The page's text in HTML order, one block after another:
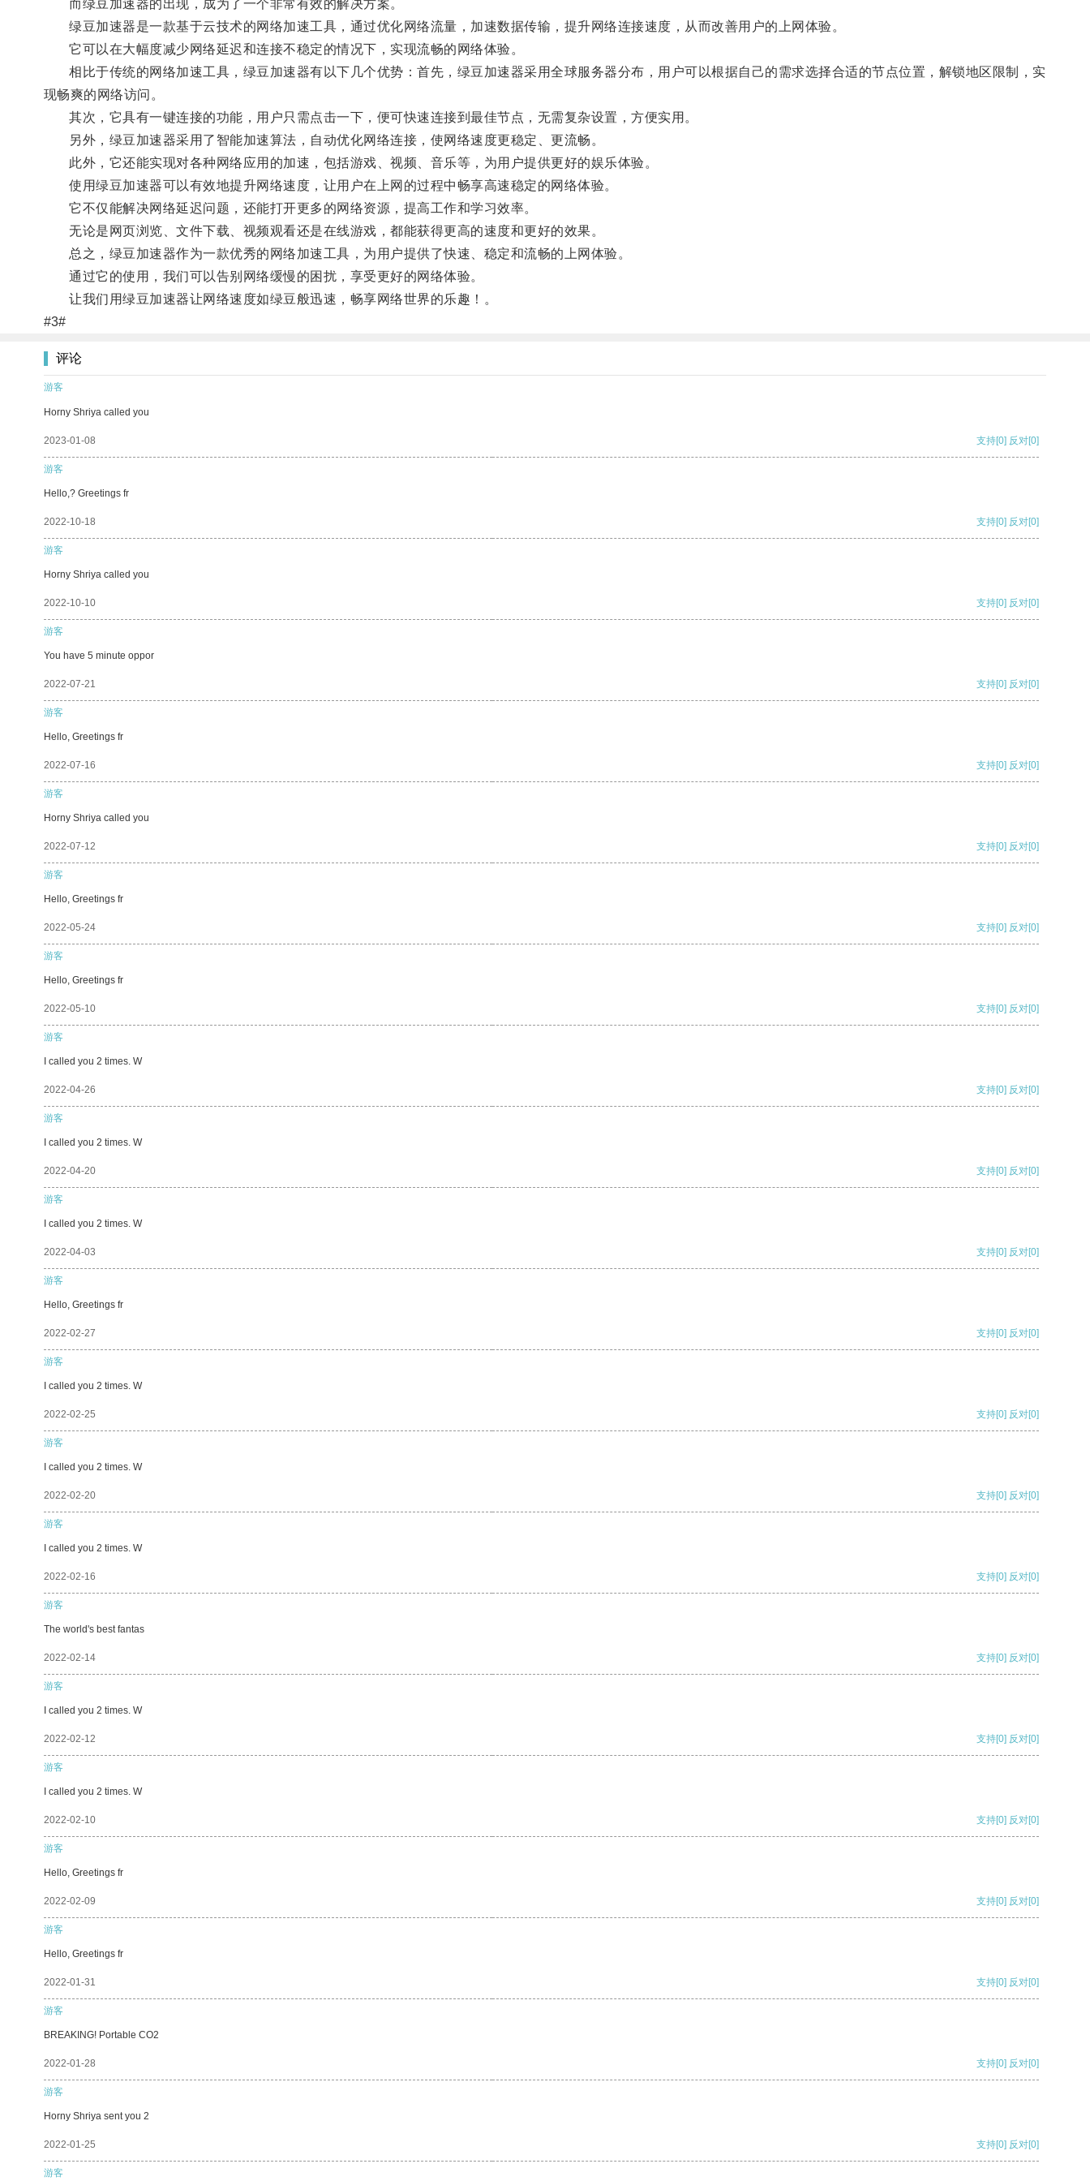
而绿豆加速器的出现，成为了一个非常有效的解决方案。
绿豆加速器是一款基于云技术的网络加速工具，通过优化网络流量，加速数据传输，提升网络连接速度，从而改善用户的上网体验。
它可以在大幅度减少网络延迟和连接不稳定的情况下，实现流畅的网络体验。
相比于传统的网络加速工具，绿豆加速器有以下几个优势：首先，绿豆加速器采用全球服务器分布，用户可以根据自己的需求选择合适的节点位置，解锁地区限制，实
现畅爽的网络访问。
其次，它具有一键连接的功能，用户只需点击一下，便可快速连接到最佳节点，无需复杂设置，方便实用。
另外，绿豆加速器采用了智能加速算法，自动优化网络连接，使网络速度更稳定、更流畅。
此外，它还能实现对各种网络应用的加速，包括游戏、视频、音乐等，为用户提供更好的娱乐体验。
使用绿豆加速器可以有效地提升网络速度，让用户在上网的过程中畅享高速稳定的网络体验。
它不仅能解决网络延迟问题，还能打开更多的网络资源，提高工作和学习效率。
无论是网页浏览、文件下载、视频观看还是在线游戏，都能获得更高的速度和更好的效果。
总之，绿豆加速器作为一款优秀的网络加速工具，为用户提供了快速、稳定和流畅的上网体验。
通过它的使用，我们可以告别网络缓慢的困扰，享受更好的网络体验。
让我们用绿豆加速器让网络速度如绿豆般迅速，畅享网络世界的乐趣！。
#3#
评论
游客
Horny Shriya called you
2023-01-08 支持[0] 反对[0]
游客
Hello,? Greetings fr
2022-10-18 支持[0] 反对[0]
游客
Horny Shriya called you
2022-10-10 支持[0] 反对[0]
游客
You have 5 minute oppor
2022-07-21 支持[0] 反对[0]
游客
Hello, Greetings fr
2022-07-16 支持[0] 反对[0]
游客
Horny Shriya called you
2022-07-12 支持[0] 反对[0]
游客
Hello, Greetings fr
2022-05-24 支持[0] 反对[0]
游客
Hello, Greetings fr
2022-05-10 支持[0] 反对[0]
游客
I called you 2 times. W
2022-04-26 支持[0] 反对[0]
游客
I called you 2 times. W
2022-04-20 支持[0] 反对[0]
游客
I called you 2 times. W
2022-04-03 支持[0] 反对[0]
游客
Hello, Greetings fr
2022-02-27 支持[0] 反对[0]
游客
I called you 2 times. W
2022-02-25 支持[0] 反对[0]
游客
I called you 2 times. W
2022-02-20 支持[0] 反对[0]
游客
I called you 2 times. W
2022-02-16 支持[0] 反对[0]
游客
The world's best fantas
2022-02-14 支持[0] 反对[0]
游客
I called you 2 times. W
2022-02-12 支持[0] 反对[0]
游客
I called you 2 times. W
2022-02-10 支持[0] 反对[0]
游客
Hello, Greetings fr
2022-02-09 支持[0] 反对[0]
游客
Hello, Greetings fr
2022-01-31 支持[0] 反对[0]
游客
BREAKING! Portable CO2
2022-01-28 支持[0] 反对[0]
游客
Horny Shriya sent you 2
2022-01-25 支持[0] 反对[0]
游客